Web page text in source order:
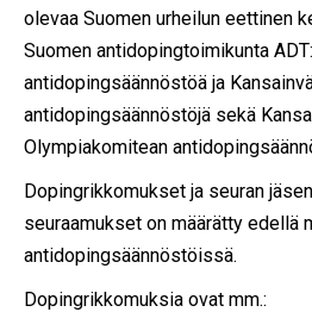
olevaa Suomen urheilun eettinen
Suomen antidopingtoimikunta
antidopingsäännöstöä ja
antidopingsäännöstöjä sekä
Olympiakomitean
Dopingrikkomukset ja seuran
seuraamukset on määrätty edellä
antidopingsäännöstöissä.
Dopingrikkomuksia ovat mm.: